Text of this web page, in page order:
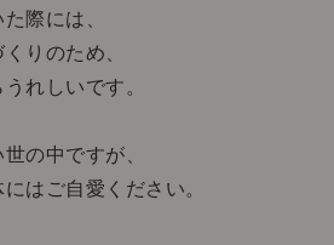
際には、
りのため、
れしいです。
の中ですが、
はご自愛ください。